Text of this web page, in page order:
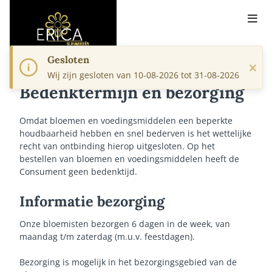
Bedenktermijn en bezorging
Omdat bloemen en voedingsmiddelen een beperkte
houdbaarheid hebben en snel bederven is het wettelijke
recht van ontbinding hierop uitgesloten. Op het
bestellen van bloemen en voedingsmiddelen heeft de
Consument geen bedenktijd.
Informatie bezorging
Onze bloemisten bezorgen 6 dagen in de week, van
maandag t/m zaterdag (m.u.v. feestdagen).
Bezorging is mogelijk in het bezorgingsgebied van de
Gesloten
Wij zijn gesloten van 10-08-2026 tot 31-08-2026 ×